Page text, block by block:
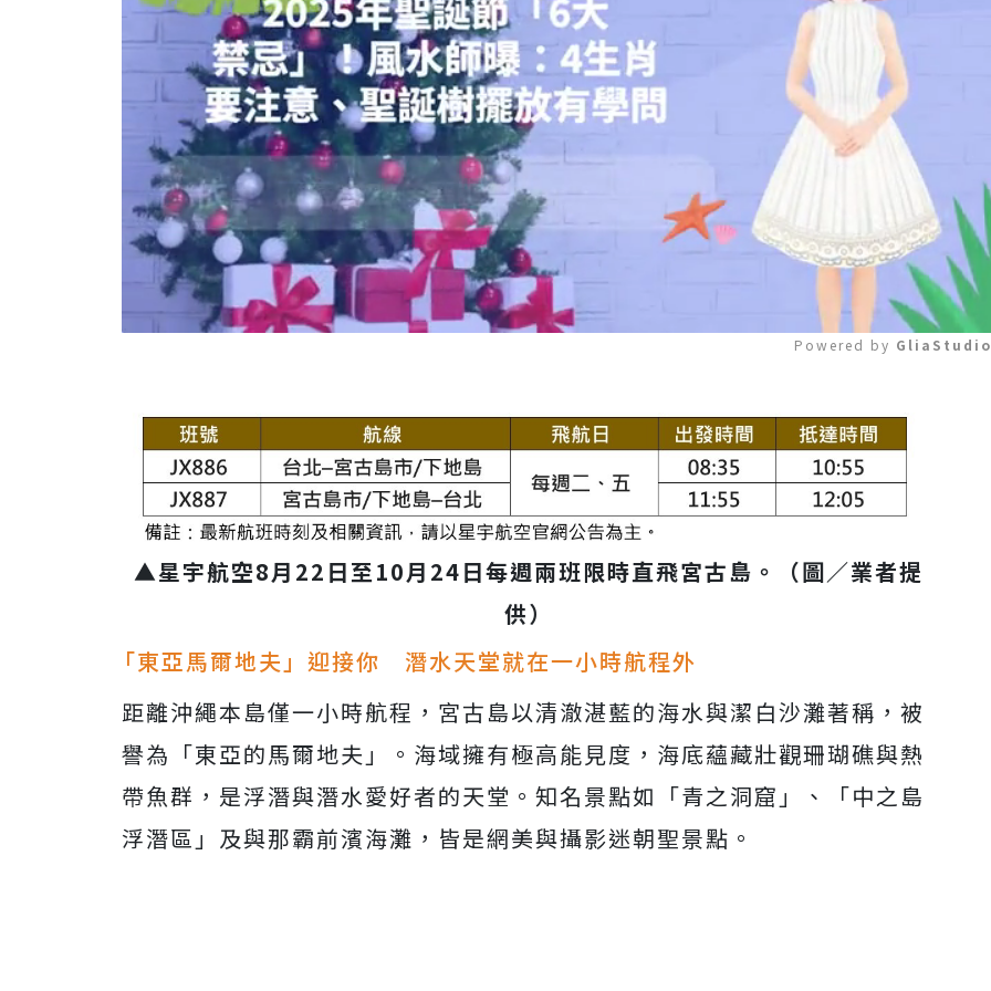
Mute
Powered by
▲星宇航空8月22日至10月24日每週兩班限時直飛宮古島。（圖／業者提
供）
「東亞馬爾地夫」迎接你 潛水天堂就在一小時航程外
距離沖繩本島僅一小時航程，宮古島以清澈湛藍的海水與潔白沙灘著稱，被
譽為「東亞的馬爾地夫」。海域擁有極高能見度，海底蘊藏壯觀珊瑚礁與熱
帶魚群，是浮潛與潛水愛好者的天堂。知名景點如「青之洞窟」、「中之島
浮潛區」及與那霸前濱海灘，皆是網美與攝影迷朝聖景點。